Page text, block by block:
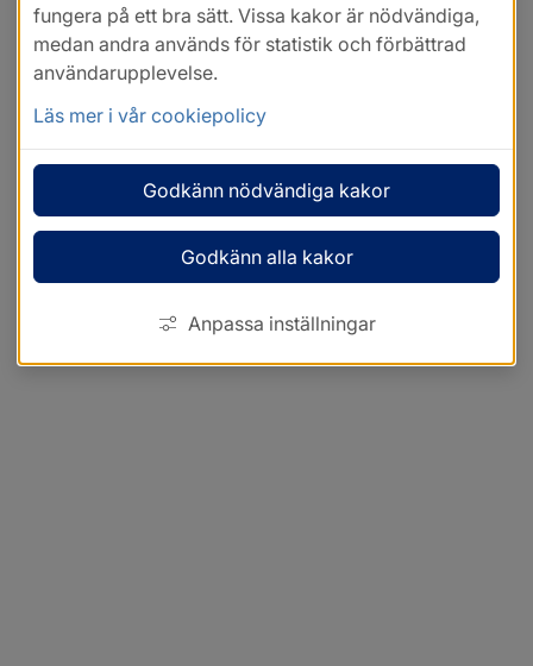
fungera på ett bra sätt. Vissa kakor är nödvändiga,
medan andra används för statistik och förbättrad
användarupplevelse.
Läs mer i vår cookiepolicy
Godkänn nödvändiga kakor
Godkänn alla kakor
Anpassa inställningar